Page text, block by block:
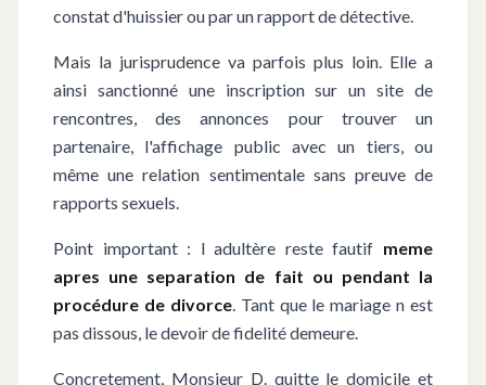
constat d'huissier ou par un rapport de détective.
Mais la jurisprudence va parfois plus loin. Elle a
ainsi sanctionné une inscription sur un site de
rencontres, des annonces pour trouver un
partenaire, l'affichage public avec un tiers, ou
même une relation sentimentale sans preuve de
rapports sexuels.
Point important : l adultère reste fautif meme
apres une separation de fait ou pendant la
procédure de divorce. Tant que le mariage n est
pas dissous, le devoir de fidelité demeure.
Concretement, Monsieur D. quitte le domicile et